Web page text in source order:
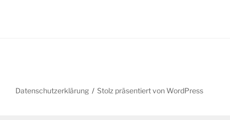
Datenschutzerklärung Stolz präsentiert von WordPress